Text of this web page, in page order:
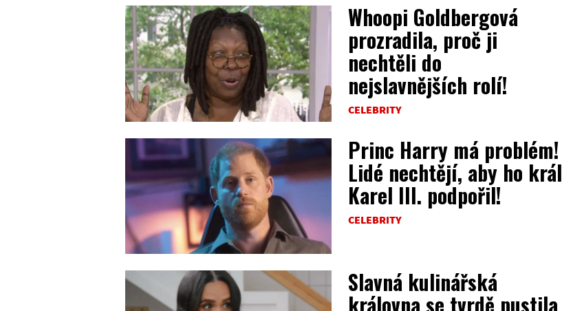
Whoopi Goldbergová
prozradila, proč ji
nechtěli do
nejslavnějších rolí!
CELEBRITY
Princ Harry má problém!
Lidé nechtějí, aby ho král
Karel III. podpořil!
CELEBRITY
Slavná kulinářská
královna se tvrdě pustila